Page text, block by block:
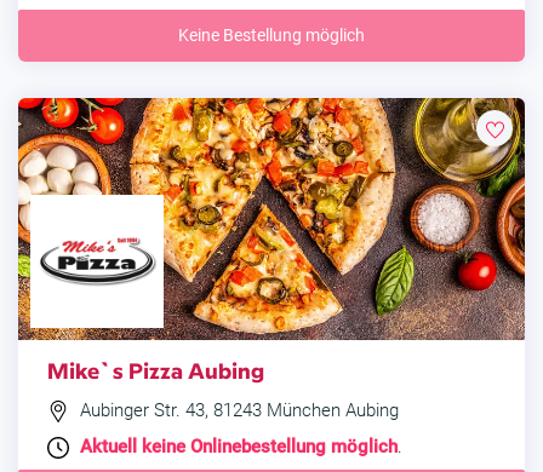
Keine Bestellung möglich
Mike`s Pizza Aubing
Aubinger Str. 43, 81243 München Aubing
Aktuell keine Onlinebestellung möglich.